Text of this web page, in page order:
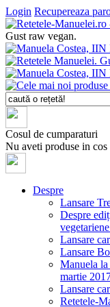
Login Recupereaza
Gust raw vegan.
Cosul de cumparaturi
Nu aveti produse in cos
Despre
Lansare
Despre
Lansare
Lansare
Manuela
martie
Lansare
Retetele-